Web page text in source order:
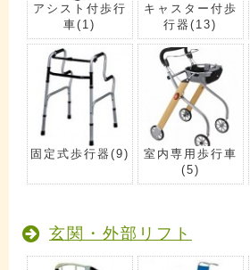
アシスト付歩行
車(1)
キャスター付歩
行器(13)
固定式歩行器 (9)
室内専用歩行車
(5)
玄関・外部リフト